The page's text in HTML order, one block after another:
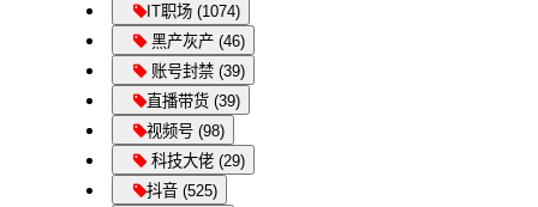
IT职场 (1074)
黑产灰产 (46)
账号封禁 (39)
直播带货 (39)
视频号 (98)
科技大佬 (29)
抖音 (525)